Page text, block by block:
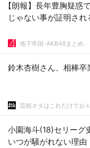
【朗報】長年豊胸疑惑
じゃない事が証明され
地下帝国-AKB48まとめ
鈴木杏樹さん、相棒卒
芸能ネタはこれだけでおｋ
小園海斗(18)セリーグ
いつが騒がれない理由